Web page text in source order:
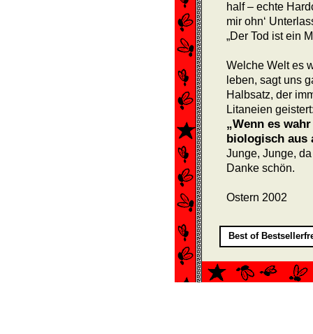
half – echte
mir ohn‘
„Der Tod ist ein
Welche Welt es
leben, sagt uns
Halbsatz, der
Litaneien
„Wenn es
biologisch aus
Junge, Junge,
Danke schön.
Ostern 2002
Best of